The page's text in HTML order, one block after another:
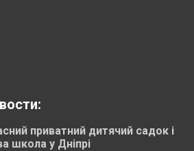
приватний дитячий садок і
школа у Дніпрі